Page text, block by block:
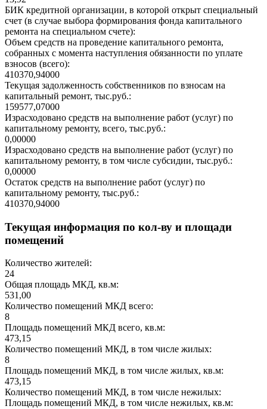
БИК кредитной организации, в которой открыт специальный
счет (в случае выбора формирования фонда капитального
ремонта на специальном счете):
Объем средств на проведение капитального ремонта,
собранных с момента наступления обязанности по уплате
взносов (всего):
410370,94000
Текущая задолженность собственников по взносам на
капитальный ремонт, тыс.руб.:
159577,07000
Израсходовано средств на выполнение работ (услуг) по
капитальному ремонту, всего, тыс.руб.:
0,00000
Израсходовано средств на выполнение работ (услуг) по
капитальному ремонту, в том числе субсидии, тыс.руб.:
0,00000
Остаток средств на выполнение работ (услуг) по
капитальному ремонту, тыс.руб.:
410370,94000
Текущая информация по кол-ву и площади
помещений
Количество жителей:
24
Общая площадь МКД, кв.м:
531,00
Количество помещений МКД всего:
8
Площадь помещений МКД всего, кв.м:
473,15
Количество помещений МКД, в том числе жилых:
8
Площадь помещений МКД, в том числе жилых, кв.м:
473,15
Количество помещений МКД, в том числе нежилых:
Площадь помещений МКД, в том числе нежилых, кв.м: